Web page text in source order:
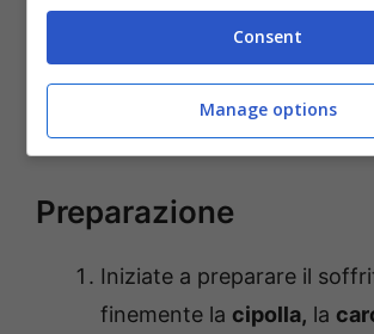
4 cucchiai di olio extra
pepe nero macinato
Preparazione
Iniziate a preparare il
finemente la cipolla, la
Consent
Manage options